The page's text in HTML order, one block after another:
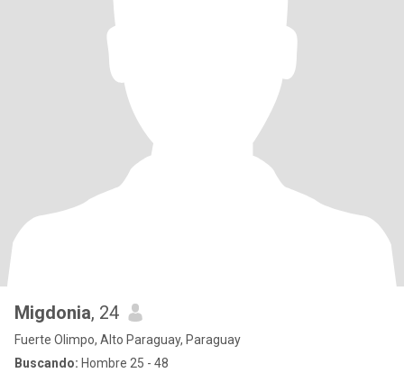
Migdonia, 24
Fuerte Olimpo, Alto Paraguay, Paraguay
Buscando: Hombre 25 - 48